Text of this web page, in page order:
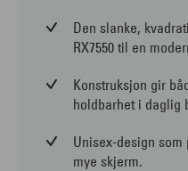
Den slanke,
RX7550 til en
Konstruksjon gir
holdbarhet i daglig
Unisex-design
mye skjerm.